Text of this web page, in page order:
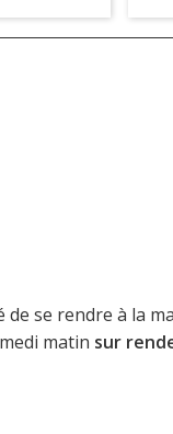
se rendre à la
matin sur